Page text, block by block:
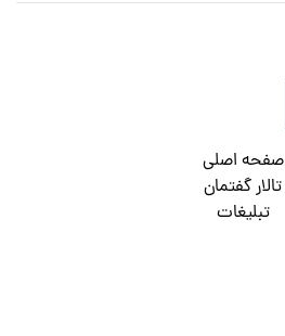
صفحه اصلی
تالار گفتمان
تبلیغات